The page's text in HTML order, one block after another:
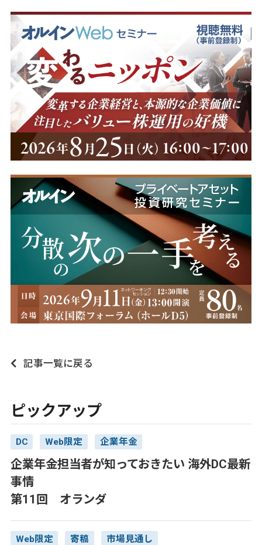
記事一覧に戻る
ピックアップ
DC Web限定 企業年金
企業年金担当者が知っておきたい 海外DC最新
事情
第11回 オランダ
Web限定 寄稿 市場見通し